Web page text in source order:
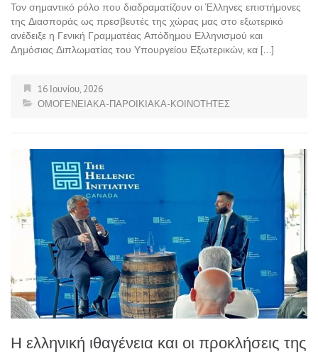
Τον σημαντικό ρόλο που διαδραματίζουν οι Έλληνες επιστήμονες
της Διασποράς ως πρεσβευτές της χώρας μας στο εξωτερικό
ανέδειξε η Γενική Γραμματέας Απόδημου Ελληνισμού και
Δημόσιας Διπλωματίας του Υπουργείου Εξωτερικών, κα […]
16 Ιουνίου, 2026
ΟΜΟΓΕΝΕΙΑΚΑ-ΠΑΡΟΙΚΙΑΚΑ-ΚΟΙΝΟΤΗΤΕΣ
Η ελληνική ιθαγένεια και οι προκλήσεις της